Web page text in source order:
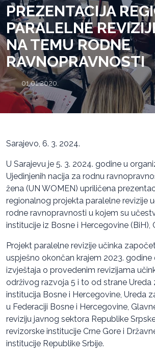
PREZENTACIJA
PARALELNE
NA TEMU RODNE
RAVNOPRAVNOSTI
01.01.2020.
Sarajevo, 6. 3. 2024.
U Sarajevu je 5. 3. 2024. godine u
Ujedinjenih nacija za rodnu
žena (UN WOMEN) upriličena
regionalnog projekta paralelne revizije
rodne ravnopravnosti u kojem su
institucije iz Bosne i Hercegovine (BiH),
Projekt paralelne revizije učinka
uspješno okončan krajem 2023.
izvještaja o provedenim revizijama
održivog razvoja 5 i to od strane Ureda
institucija Bosne i Hercegovine, Ureda
u Federaciji Bosne i Hercegovine,
reviziju javnog sektora Republike
revizorske institucije Crne Gore i
institucije Republike Srbije.